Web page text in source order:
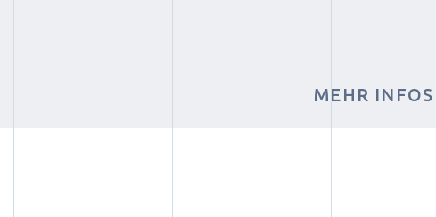
MEHR INFOS